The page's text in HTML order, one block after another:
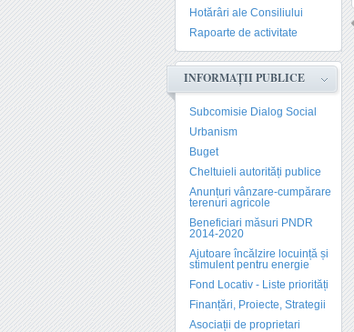
Hotărâri ale Consiliului
Rapoarte de activitate
INFORMAȚII PUBLICE
Subcomisie Dialog Social
Urbanism
Buget
Cheltuieli autorități publice
Anunțuri vânzare-cumpărare
terenuri agricole
Beneficiari măsuri PNDR
2014-2020
Ajutoare încălzire locuință și
stimulent pentru energie
Fond Locativ - Liste priorități
Finanțări, Proiecte, Strategii
Asociații de proprietari